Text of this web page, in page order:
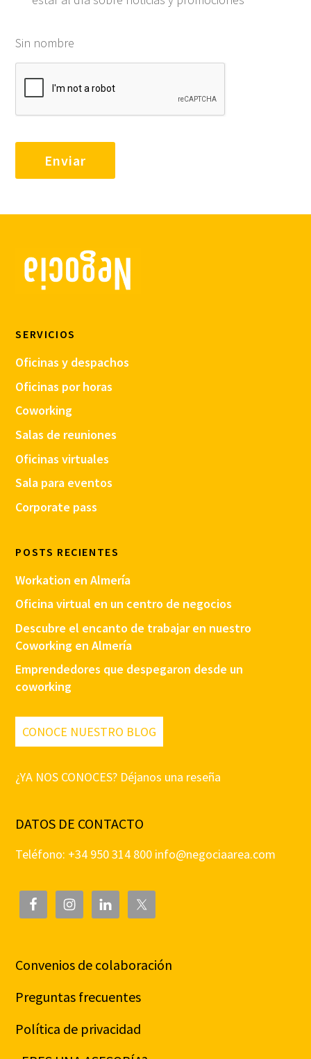
Sin nombre
SERVICIOS
Oficinas y despachos
Oficinas por horas
Coworking
Salas de reuniones
Oficinas virtuales
Sala para eventos
Corporate pass
POSTS RECIENTES
Workation en Almería
Oficina virtual en un centro de negocios
Descubre el encanto de trabajar en nuestro
Coworking en Almería
Emprendedores que despegaron desde un
coworking
CONOCE NUESTRO BLOG
¿YA NOS CONOCES? Déjanos una reseña
DATOS DE CONTACTO
Teléfono: +34 950 314 800 info@negociaarea.com
Convenios de colaboración
Preguntas frecuentes
Política de privacidad